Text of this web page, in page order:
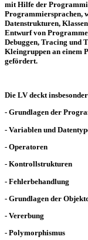
mit Hilfe der
Programmiersprachen,
Datenstrukturen,
Entwurf von
Debuggen, Tracing und
Kleingruppen an einem
gefördert.
Die LV deckt
- Grundlagen der
- Variablen und
- Operatoren
- Kontrollstrukturen
- Fehlerbehandlung
- Grundlagen der
- Vererbung
- Polymorphismus